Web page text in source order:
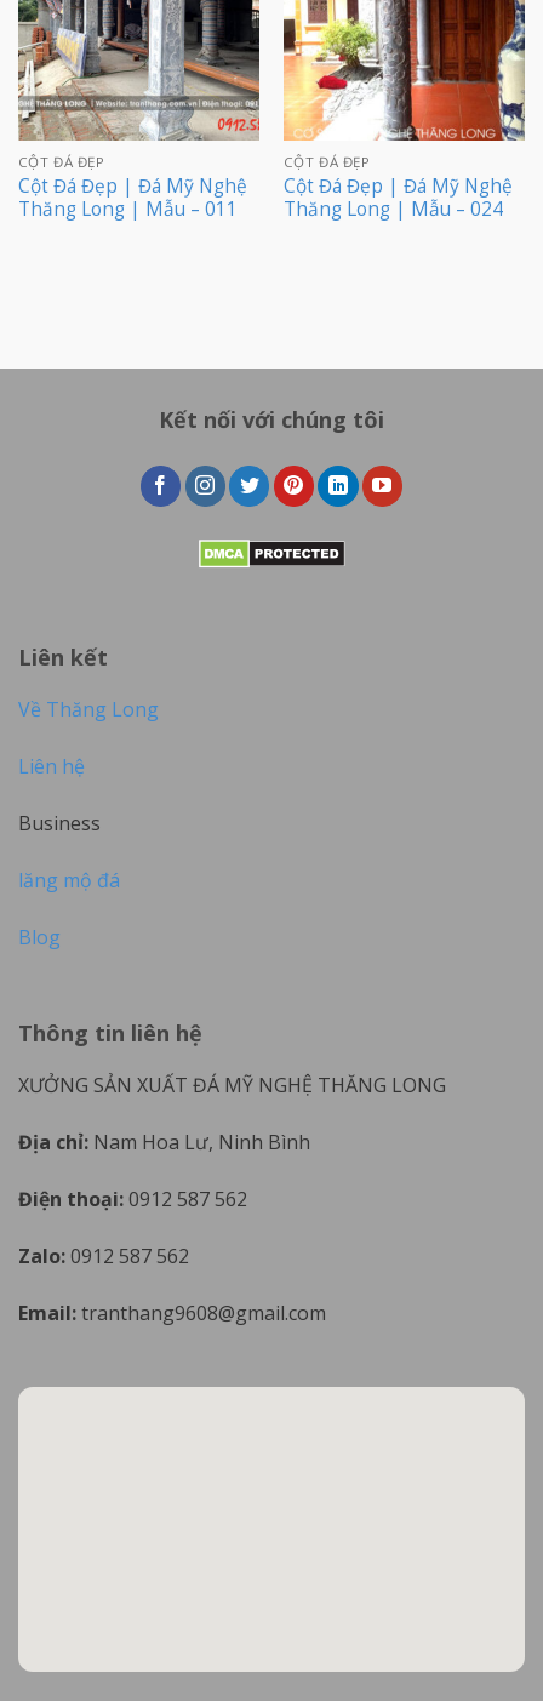
CỘT ĐÁ ĐẸP
Cột Đá Đẹp | Đá Mỹ Nghệ
Thăng Long | Mẫu – 011
CỘT ĐÁ ĐẸP
Cột Đá Đẹp | Đá Mỹ Nghệ
Thăng Long | Mẫu – 024
Kết nối với chúng tôi
Liên kết
Về Thăng Long
Liên hệ
Business
lăng mộ đá
Blog
Thông tin liên hệ
XƯỞNG SẢN XUẤT ĐÁ MỸ NGHỆ THĂNG LONG
Địa chỉ: Nam Hoa Lư, Ninh Bình
Điện thoại:0912 587 562
Zalo:0912 587 562
Email:tranthang9608@gmail.com